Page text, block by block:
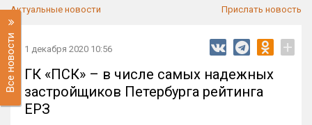
Актуальные новости Прислать новость
Все новости 1 декабря 2020 10:56 +
ГК «ПСК» – в числе самых надежных
застройщиков Петербурга рейтинга
ЕРЗ